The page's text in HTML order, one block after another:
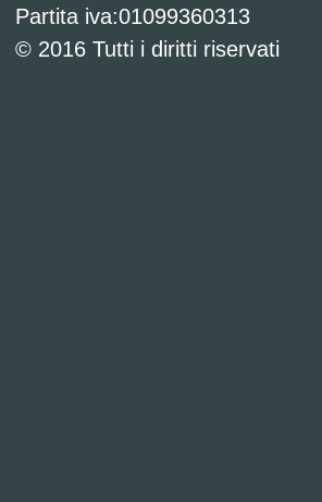
Partita iva:01099360313
© 2016 Tutti i diritti riservati